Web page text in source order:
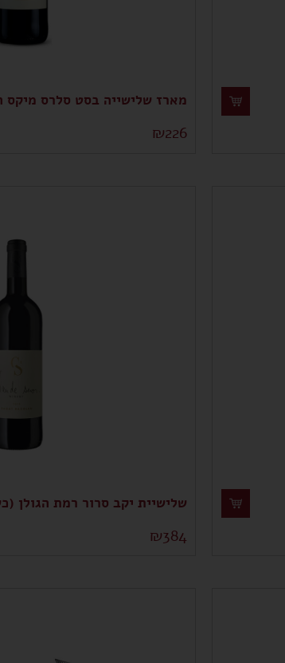
מארז שלישייה בסט סלרס מיקס
₪226
שלישיית יקב סרור רמת הגולן
₪384